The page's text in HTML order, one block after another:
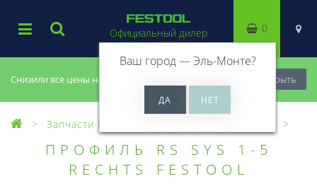
Снизили все цены на 20%, успей купить! Закрыть
Официальный дилер
Ваш город —Эль-Монте?
0
Запчасти Festool
ПРОФИЛЬ RS SYS 1-5
RECHTS FESTOOL